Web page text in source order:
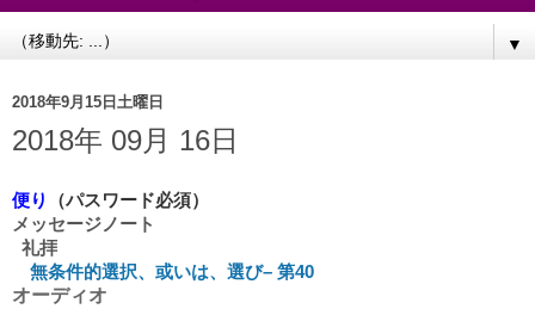
▼
2018年9月15日土曜日
2018年 09月 16日
便り
（パスワード必須）
メッセージノート
礼拝
無条件的選択、或いは、選び– 第40
オーディオ